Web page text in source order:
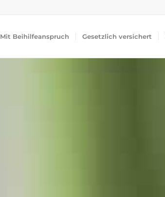
Mit Beihilfeanspruch Gesetzlich versichert